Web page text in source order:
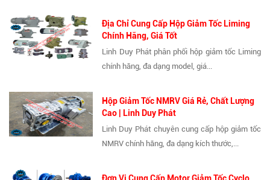
Địa Chỉ Cung Cấp Hộp Giảm Tốc Liming
Chính Hãng, Giá Tốt
Linh Duy Phát phân phối hộp giảm tốc Liming
chính hãng, đa dạng model, giá...
Hộp Giảm Tốc NMRV Giá Rẻ, Chất Lượng
Cao | Linh Duy Phát
Linh Duy Phát chuyên cung cấp hộp giảm tốc
NMRV chính hãng, đa dạng kích thước,...